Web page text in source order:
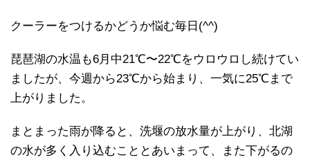
クーラーをつけるかどうか悩む毎日(^^)
琵琶湖の水温も6月中21℃〜22℃をウロウロし続けてい
ましたが、今週から23℃から始まり、一気に25℃まで
上がりました。
まとまった雨が降ると、洗堰の放水量が上がり、北湖
の水が多く入り込むこととあいまって、また下がるの